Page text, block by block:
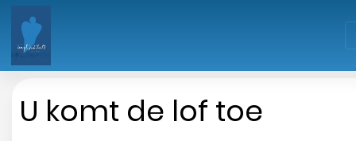
U komt de lof toe